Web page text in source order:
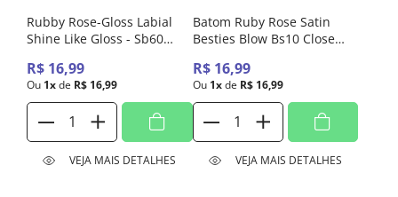
Rubby Rose-Gloss Labial
Shine Like Gloss - Sb60
6
R$ 16,99
Ou 1xde R$ 16,99
VEJA MAIS DETALHES
Batom Ruby Rose Satin
Besties Blow Bs10 Close
R$ 16,99
Ou 1x de R$ 16,99
VEJA MAIS DETALHES